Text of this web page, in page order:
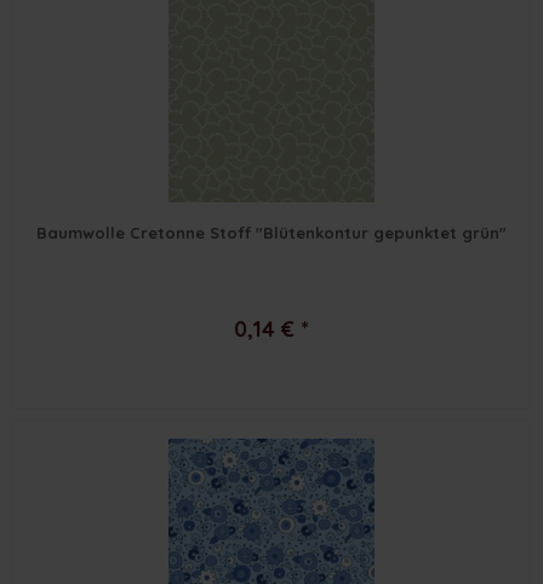
Baumwolle Cretonne Stoff "Blütenkontur gepunktet grün"
0,14 € *